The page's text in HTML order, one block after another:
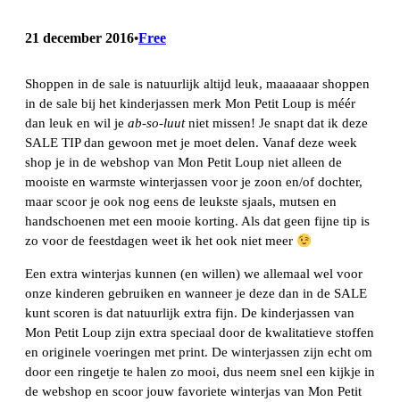
21 december 2016•Free
Shoppen in de sale is natuurlijk altijd leuk, maaaaaar shoppen
in de sale bij het kinderjassen merk Mon Petit Loup is méér
dan leuk en wil je ab-so-luutniet missen! Je snapt dat ik deze
SALE TIP dan gewoon met je moet delen. Vanaf deze week
shop je in de webshop van Mon Petit Loup niet alleen de
mooiste en warmste winterjassen voor je zoon en/of dochter,
maar scoor je ook nog eens de leukste sjaals, mutsen en
handschoenen met een mooie korting. Als dat geen fijne tip is
zo voor de feestdagen weet ik het ook niet meer
Een extra winterjas kunnen (en willen) we allemaal wel voor
onze kinderen gebruiken en wanneer je deze dan in de SALE
kunt scoren is dat natuurlijk extra fijn. De kinderjassen van
Mon Petit Loup zijn extra speciaal door de kwalitatieve stoffen
en originele voeringen met print. De winterjassen zijn echt om
door een ringetje te halen zo mooi, dus neem snel een kijkje in
de webshop en scoor jouw favoriete winterjas van Mon Petit